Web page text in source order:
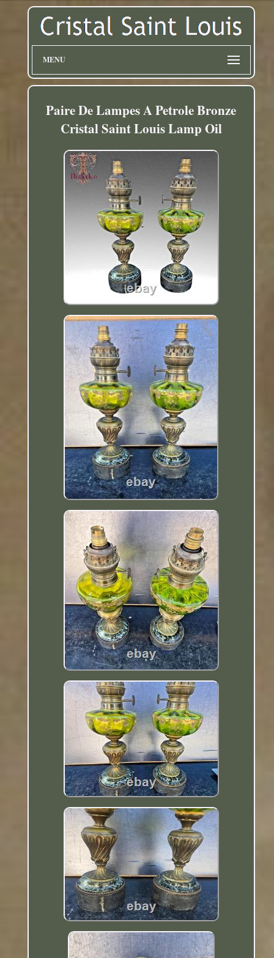
MENU
Paire De Lampes A Petrole Bronze
Cristal Saint Louis Lamp Oil